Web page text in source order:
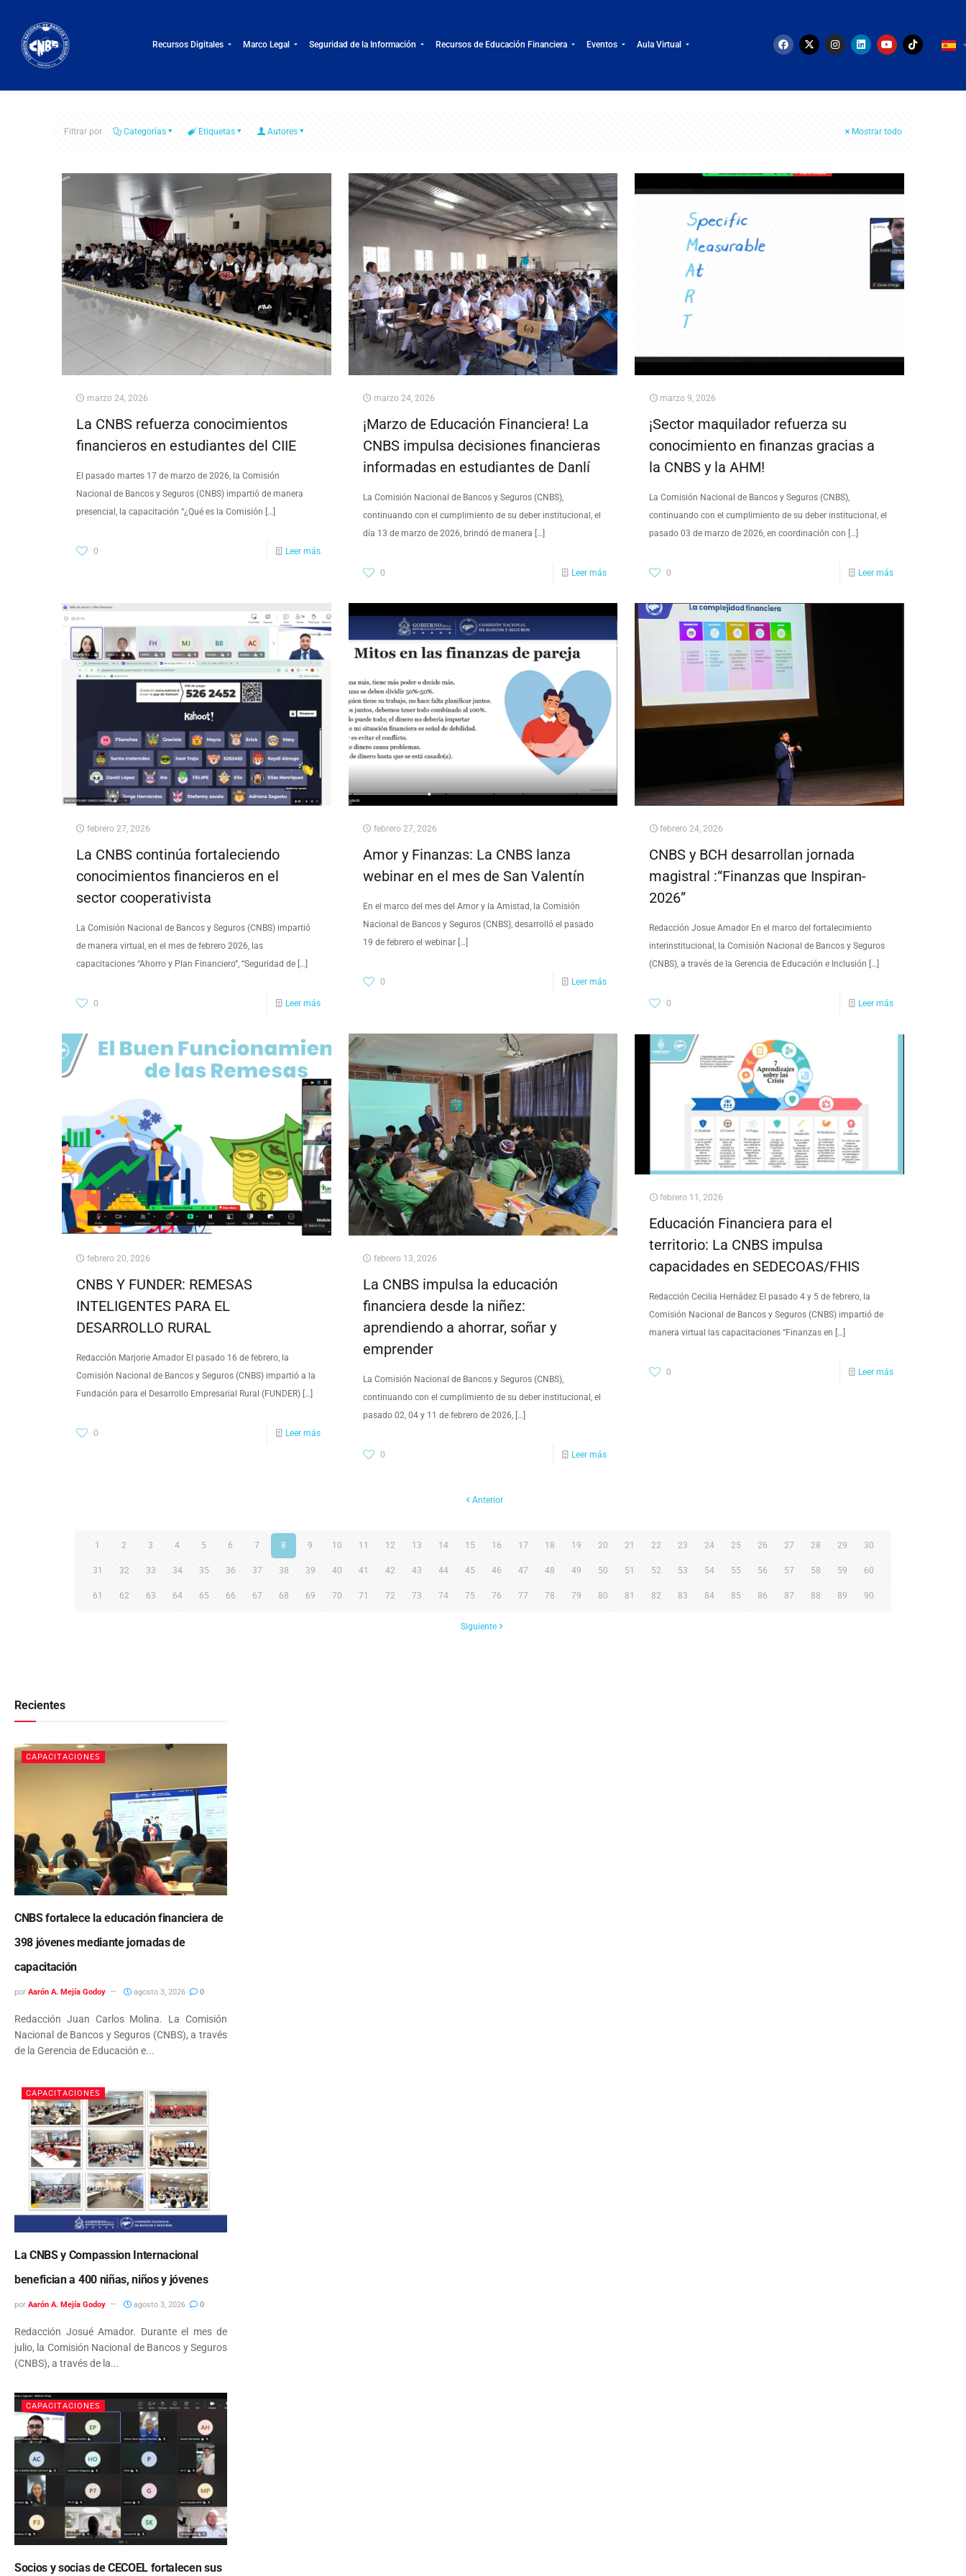
Recursos Digitales Marco Legal Seguridad de la Información Recursos de Educación Financiera Eventos Aula Virtual
Filtrar por Categorías Etiquetas Autores Mostrar todo
marzo 24, 2026
La CNBS refuerza conocimientos
financieros en estudiantes del CIIE
El pasado martes 17 de marzo de 2026, la Comisión
Nacional de Bancos y Seguros (CNBS) impartió de manera
presencial, la capacitación “¿Qué es la Comisión […]
0 Leer más
marzo 24, 2026
¡Marzo de Educación Financiera! La
CNBS impulsa decisiones financieras
informadas en estudiantes de Danlí
La Comisión Nacional de Bancos y Seguros (CNBS),
continuando con el cumplimiento de su deber institucional, el
día 13 de marzo de 2026, brindó de manera […]
0 Leer más
marzo 9, 2026
¡Sector maquilador refuerza su
conocimiento en finanzas gracias a
la CNBS y la AHM!
La Comisión Nacional de Bancos y Seguros (CNBS),
continuando con el cumplimiento de su deber institucional, el
pasado 03 de marzo de 2026, en coordinación con […]
0 Leer más
febrero 27, 2026
La CNBS continúa fortaleciendo
conocimientos financieros en el
sector cooperativista
La Comisión Nacional de Bancos y Seguros (CNBS) impartió
de manera virtual, en el mes de febrero 2026, las
capacitaciones “Ahorro y Plan Financiero”, “Seguridad de[…]
0 Leer más
febrero 27, 2026
Amor y Finanzas: La CNBS lanza
webinar en el mes de San Valentín
En el marco del mes del Amor y la Amistad, la Comisión
Nacional de Bancos y Seguros (CNBS), desarrolló el pasado
19 de febrero el webinar[…]
0 Leer más
febrero 24, 2026
CNBS y BCH desarrollan jornada
magistral :“Finanzas que Inspiran-
2026”
Redacción Josue Amador En el marco del fortalecimiento
interinstitucional, la Comisión Nacional de Bancos y Seguros
(CNBS), a través de la Gerencia de Educación e Inclusión […]
0 Leer más
febrero 20, 2026
CNBS Y FUNDER: REMESAS
INTELIGENTES PARA EL
DESARROLLO RURAL
Redacción Marjorie Amador El pasado 16 de febrero, la
Comisión Nacional de Bancos y Seguros (CNBS) impartió a la
Fundación para el Desarrollo Empresarial Rural (FUNDER)[…]
0 Leer más
febrero 13, 2026
La CNBS impulsa la educación
financiera desde la niñez:
aprendiendo a ahorrar, soñar y
emprender
La Comisión Nacional de Bancos y Seguros (CNBS),
continuando con el cumplimiento de su deber institucional, el
pasado 02, 04 y 11 de febrero de 2026,[…]
0 Leer más
febrero 11, 2026
Educación Financiera para el
territorio: La CNBS impulsa
capacidades en SEDECOAS/FHIS
Redacción Cecilia Hernádez El pasado 4 y 5 de febrero, la
Comisión Nacional de Bancos y Seguros (CNBS) impartió de
manera virtual las capacitaciones “Finanzas en […]
0 Leer más
Anterior
1 2 3 4 5 6 7 8 9 10 11 12 13 14 15 16 17 18 19 20 21 22 23 24 25 26 27 28 29 30
31 32 33 34 35 36 37 38 39 40 41 42 43 44 45 46 47 48 49 50 51 52 53 54 55 56 57 58 59 60
61 62 63 64 65 66 67 68 69 70 71 72 73 74 75 76 77 78 79 80 81 82 83 84 85 86 87 88 89 90
Siguiente
Recientes
CAPACITACIONES
CNBS fortalece la educación financiera de
398 jóvenes mediante jornadas de
capacitación
por Aarón A. Mejía Godoy agosto 3, 2026 0
Redacción Juan Carlos Molina. La Comisión
Nacional de Bancos y Seguros (CNBS), a través
de la Gerencia de Educación e...
CAPACITACIONES
La CNBS y Compassion Internacional
benefician a 400 niñas, niños y jóvenes
por Aarón A. Mejía Godoy agosto 3, 2026 0
Redacción Josué Amador. Durante el mes de
julio, la Comisión Nacional de Bancos y Seguros
(CNBS), a través de la...
CAPACITACIONES
Socios y socias de CECOEL fortalecen sus